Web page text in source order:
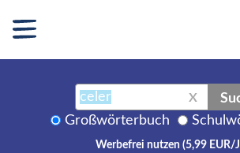
X
Großwörterbuch
Werbefrei nutzen (5,99 EUR/